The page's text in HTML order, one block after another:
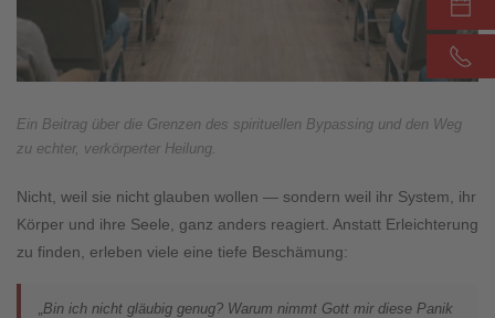
Ein Beitrag über die Grenzen des spirituellen Bypassing und den Weg
zu echter, verkörperter Heilung.
Nicht, weil sie nicht glauben wollen — sondern weil ihr System, ihr
Körper und ihre Seele, ganz anders reagiert. Anstatt Erleichterung
zu finden, erleben viele eine tiefe Beschämung:
„Bin ich nicht gläubig genug? Warum nimmt Gott mir diese Panik